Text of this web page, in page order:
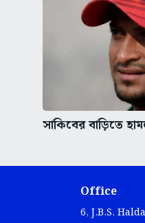
সাকিবের বাড়িতে
Office
6, J.B.S.